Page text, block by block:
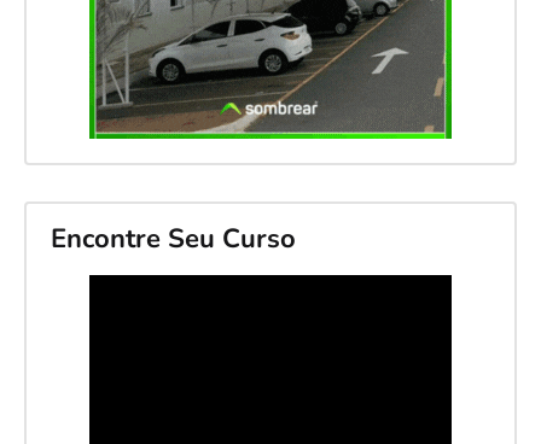
Encontre Seu Curso